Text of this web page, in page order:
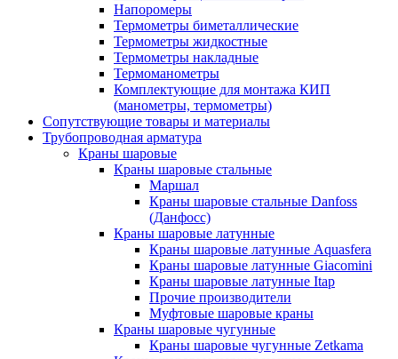
Напоромеры
Термометры биметаллические
Термометры жидкостные
Термометры накладные
Термоманометры
Комплектующие для монтажа КИП
(манометры, термометры)
Сопутствующие товары и материалы
Трубопроводная арматура
Краны шаровые
Краны шаровые стальные
Маршал
Краны шаровые стальные Danfoss
(Данфосс)
Краны шаровые латунные
Краны шаровые латунные Aquasfera
Краны шаровые латунные Giacomini
Краны шаровые латунные Itap
Прочие производители
Муфтовые шаровые краны
Краны шаровые чугунные
Краны шаровые чугунные Zetkama